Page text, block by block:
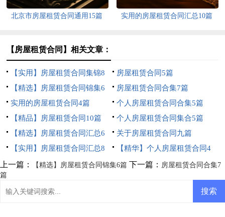
北京市房屋租赁合同通用15篇 实用的房屋租赁合同汇总10篇
【房屋租赁合同】相关文章：
【实用】房屋租赁合同集锦8
篇
房屋租赁合同5篇
【精选】房屋租赁合同锦集6
篇
房屋租赁合同合集7篇
实用的房屋租赁合同4篇
个人房屋租赁合同合集5篇
【精品】房屋租赁合同10篇
个人房屋租赁合同集合5篇
【精选】房屋租赁合同汇总6
篇
关于房屋租赁合同九篇
【实用】房屋租赁合同汇总8
篇
【精华】个人房屋租赁合同4
篇
上一篇： 【精选】房屋租赁合同锦集6篇 下一篇： 房屋租赁合同合集7
篇